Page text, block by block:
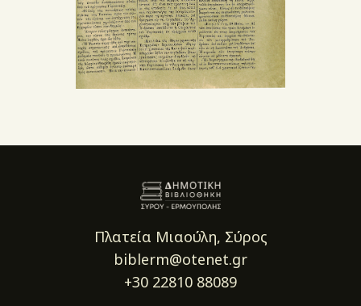
Πλατεία Μιαούλη, Σύρος
biblerm@otenet.gr
+30 22810 88089